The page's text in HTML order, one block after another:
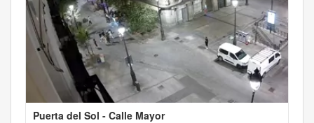
Puerta del Sol - Calle Mayor